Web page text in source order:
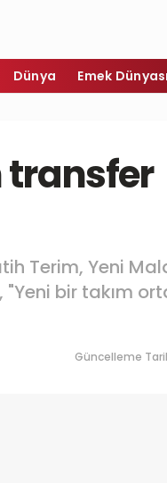
Dünya Emek Dünyası
transfer
Terim, Yeni
bir takım
Güncelleme